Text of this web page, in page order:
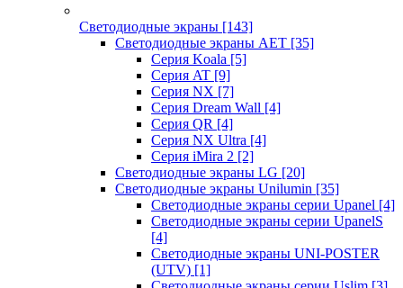
Светодиодные экраны [143]
Светодиодные экраны AET [35]
Cерия Koala [5]
Серия AT [9]
Серия NX [7]
Серия Dream Wall [4]
Серия QR [4]
Серия NX Ultra [4]
Серия iMira 2 [2]
Светодиодные экраны LG [20]
Светодиодные экраны Unilumin [35]
Светодиодные экраны серии Upanel [4]
Светодиодные экраны серии UpanelS
[4]
Светодиодные экраны UNI-POSTER
(UTV) [1]